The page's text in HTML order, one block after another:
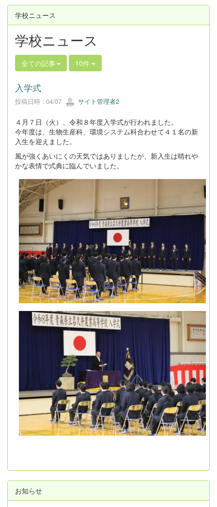
学校ニュース
学校ニュース
全ての記事 10件
入学式
投稿日時 : 04/07 サイト管理者2
４月７日（火）、令和８年度入学式が行われました。
今年度は、生物生産科、環境システム科合わせて４１名の新
入生を迎えました。
風が強くあいにくの天気ではありましたが、新入生は晴れや
かな表情で式典に臨んでいました。
お知らせ